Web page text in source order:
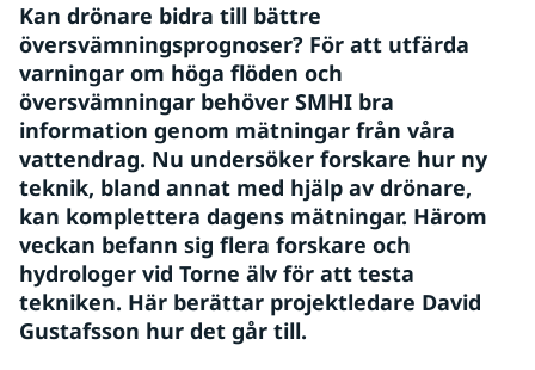
Kan drönare bidra till bättre
översvämningsprognoser? För att utfärda
varningar om höga flöden och
översvämningar behöver SMHI bra
information genom mätningar från våra
vattendrag. Nu undersöker forskare hur ny
teknik, bland annat med hjälp av drönare,
kan komplettera dagens mätningar. Härom
veckan befann sig flera forskare och
hydrologer vid Torne älv för att testa
tekniken. Här berättar projektledare David
Gustafsson hur det går till.